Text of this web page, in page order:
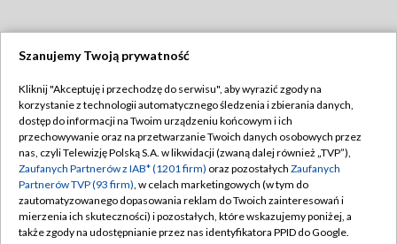
TVP
Abonament TVP
Emisja w TVP
Centrum informacji TVP
Naziemna Telewizja Cyfrowa
Regulamin TVP
Polityka prywatności
Moje zgody
Pomoc
Szanujemy Twoją prywatność
Kliknij "Akceptuję i przechodzę do serwisu", aby wyrazić zgody na
korzystanie z technologii automatycznego śledzenia i zbierania danych,
dostęp do informacji na Twoim urządzeniu końcowym i ich
przechowywanie oraz na przetwarzanie Twoich danych osobowych przez
nas, czyli Telewizję Polską S.A. w likwidacji (zwaną dalej również „TVP”),
Zaufanych Partnerów z IAB* (1201 firm) oraz pozostałych Zaufanych
Partnerów TVP (93 firm), w celach marketingowych (w tym do
zautomatyzowanego dopasowania reklam do Twoich zainteresowań i
mierzenia ich skuteczności) i pozostałych, które wskazujemy poniżej, a
także zgody na udostępnianie przez nas identyfikatora PPID do Google.